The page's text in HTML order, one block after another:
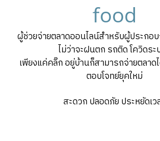
food
ผู้ช่วยจ่ายตลาดออนไลน์สำหรับผู้ประกอ
ไม่ว่าจะฝนตก รถติด โควิดระ
เพียงแค่คลิ๊ก อยู่บ้านก็สามารถจ่ายตลาด
ตอบโจทย์ยุคใหม่
สะดวก ปลอดภัย ประหยัดเว